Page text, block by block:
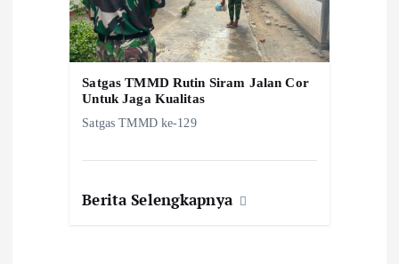
Satgas TMMD Rutin Siram Jalan Cor
Untuk Jaga Kualitas
Satgas TMMD ke-129
Berita Selengkapnya